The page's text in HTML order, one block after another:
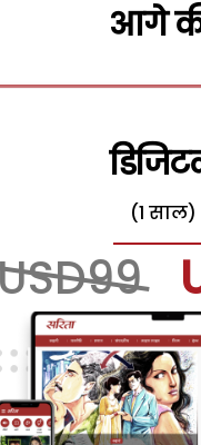
आगे
(1 साल)